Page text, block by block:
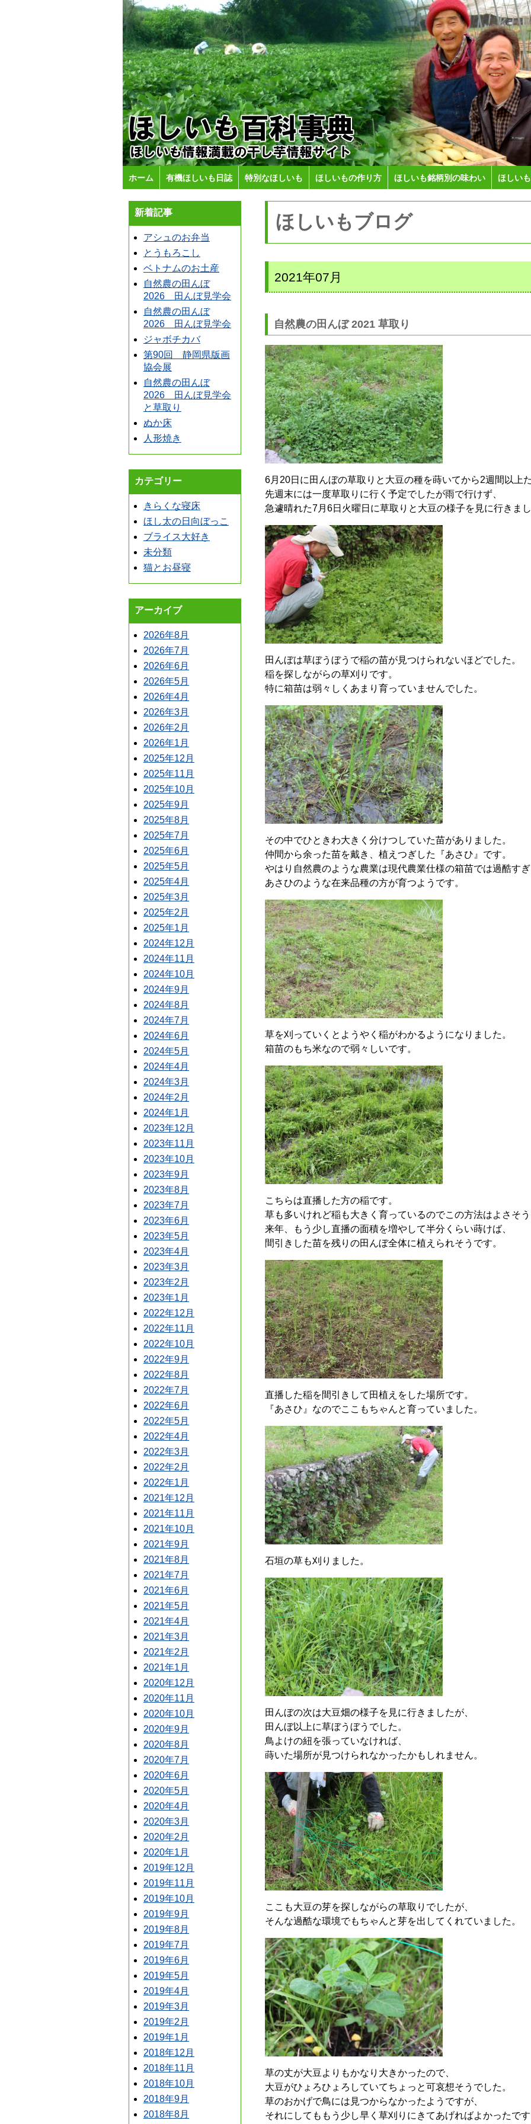
ホーム 有機ほしいも日誌 特別なほしいも ほしいもの作り方 ほしいも銘柄別の味わい ほしい
新着記事
アシュのお弁当
とうもろこし
ベトナムのお土産
自然農の田んぼ
2026 田んぼ見学会
自然農の田んぼ
2026 田んぼ見学会
ジャボチカバ
第90回 静岡県版画
協会展
自然農の田んぼ
2026 田んぼ見学会
と草取り
ぬか床
人形焼き
カテゴリー
きらくな寝床
ほし太の日向ぼっこ
ブライス大好き
未分類
猫とお昼寝
アーカイブ
2026年8月
2026年7月
2026年6月
2026年5月
2026年4月
2026年3月
2026年2月
2026年1月
2025年12月
2025年11月
2025年10月
2025年9月
2025年8月
2025年7月
2025年6月
2025年5月
2025年4月
2025年3月
2025年2月
2025年1月
2024年12月
2024年11月
2024年10月
2024年9月
2024年8月
2024年7月
2024年6月
2024年5月
2024年4月
2024年3月
2024年2月
2024年1月
2023年12月
2023年11月
2023年10月
2023年9月
2023年8月
2023年7月
2023年6月
2023年5月
2023年4月
2023年3月
2023年2月
2023年1月
2022年12月
2022年11月
2022年10月
2022年9月
2022年8月
2022年7月
2022年6月
2022年5月
2022年4月
2022年3月
2022年2月
2022年1月
2021年12月
2021年11月
2021年10月
2021年9月
2021年8月
2021年7月
2021年6月
2021年5月
2021年4月
2021年3月
2021年2月
2021年1月
2020年12月
2020年11月
2020年10月
2020年9月
2020年8月
2020年7月
2020年6月
2020年5月
2020年4月
2020年3月
2020年2月
2020年1月
2019年12月
2019年11月
2019年10月
2019年9月
2019年8月
2019年7月
2019年6月
2019年5月
2019年4月
2019年3月
2019年2月
2019年1月
2018年12月
2018年11月
2018年10月
2018年9月
2018年8月
ほしいもブログ
2021年07月
自然農の田んぼ 2021 草取り
6月20日に田んぼの草取りと大豆の種を蒔いてから2週間以上
先週末には一度草取りに行く予定でしたが雨で行けず、
急遽晴れた7月6日火曜日に草取りと大豆の様子を見に行きま
田んぼは草ぼうぼうで稲の苗が見つけられないほどでした。
稲を探しながらの草刈りです。
特に箱苗は弱々しくあまり育っていませんでした。
その中でひときわ大きく分けつしていた苗がありました。
仲間から余った苗を戴き、植えつぎした『あさひ』です。
やはり自然農のような農業は現代農業仕様の箱苗では過酷す
あさひのような在来品種の方が育つようです。
草を刈っていくとようやく稲がわかるようになりました。
箱苗のもち米なので弱々しいです。
こちらは直播した方の稲です。
草も多いけれど稲も大きく育っているのでこの方法はよさそ
来年、もう少し直播の面積を増やして半分くらい蒔けば、
間引きした苗を残りの田んぼ全体に植えられそうです。
直播した稲を間引きして田植えをした場所です。
『あさひ』なのでここもちゃんと育っていました。
石垣の草も刈りました。
田んぼの次は大豆畑の様子を見に行きましたが、
田んぼ以上に草ぼうぼうでした。
鳥よけの紐を張っていなければ、
蒔いた場所が見つけられなかったかもしれません。
ここも大豆の芽を探しながらの草取りでしたが、
そんな過酷な環境でもちゃんと芽を出してくれていました。
草の丈が大豆よりもかなり大きかったので、
大豆がひょろひょろしていてちょっと可哀想そうでした。
草のおかげで鳥には見つからなかったようですが、
それにしてももう少し早く草刈りにきてあげればよかったで